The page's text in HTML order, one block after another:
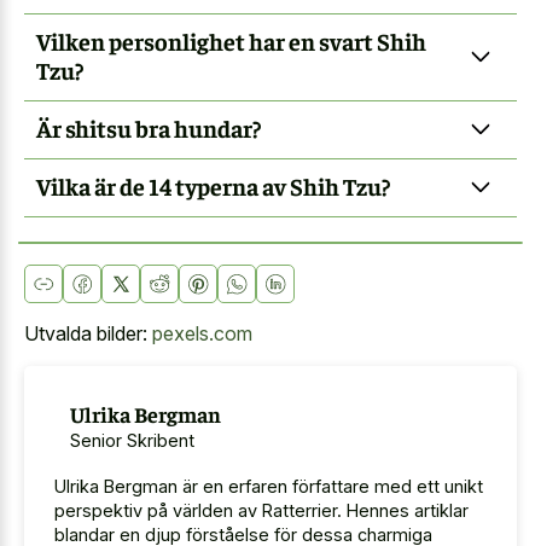
Vilken personlighet har en svart Shih
Tzu?
Är shitsu bra hundar?
Vilka är de 14 typerna av Shih Tzu?
Utvalda bilder: pexels.com
Ulrika Bergman
Senior Skribent
Ulrika Bergman är en erfaren författare med ett unikt
perspektiv på världen av Ratterrier. Hennes artiklar
blandar en djup förståelse för dessa charmiga